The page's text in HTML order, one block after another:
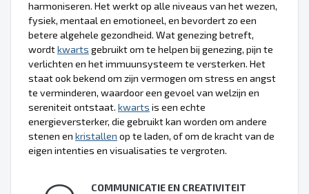
harmoniseren. Het werkt op alle niveaus van het wezen,
fysiek, mentaal en emotioneel, en bevordert zo een
betere algehele gezondheid. Wat genezing betreft,
wordtkwarts gebruikt om te helpen bij genezing, pijn te
verlichten en het immuunsysteem te versterken. Het
staat ook bekend om zijn vermogen om stress en angst
te verminderen, waardoor een gevoel van welzijn en
sereniteit ontstaat. kwarts is een echte
energieversterker, die gebruikt kan worden om andere
stenen en kristallen op te laden, of om de kracht van de
eigen intenties en visualisaties te vergroten.
COMMUNICATIE EN CREATIVITEIT